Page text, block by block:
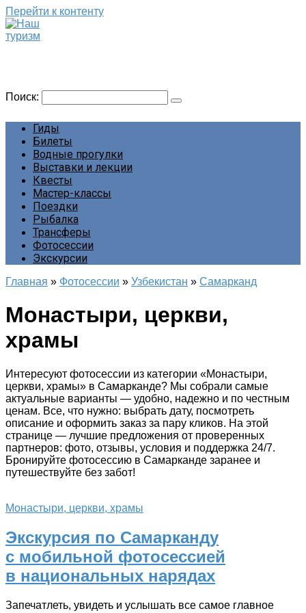
Перейти к контенту
Поиск:
Гиды
Билеты
Водные прогулки
Выставки и лекции
Квесты
Мастер-классы
Поездки
Рыбалка
Трансферы
Фотосессии
Экскурсии
Главная » Фотосессии » Узбекистан » Самарканд
Монастыри, церкви,
храмы
Интересуют фотосессии из категории «Монастыри,
церкви, храмы» в Самарканде? Мы собрали самые
актуальные варианты — удобно, надежно и по честным
ценам. Все, что нужно: выбрать дату, посмотреть
описание и оформить заказ за пару кликов. На этой
странице — лучшие предложения от проверенных
партнеров: фото, отзывы, условия и поддержка 24/7.
Бронируйте фотосессию в Самарканде заранее и
путешествуйте без забот!
Монастыри, церкви, храмы
Экскурсия по Самарканду
с мобильной фотосессией
в национальных нарядах
Запечатлеть, увидеть и услышать все самое главное